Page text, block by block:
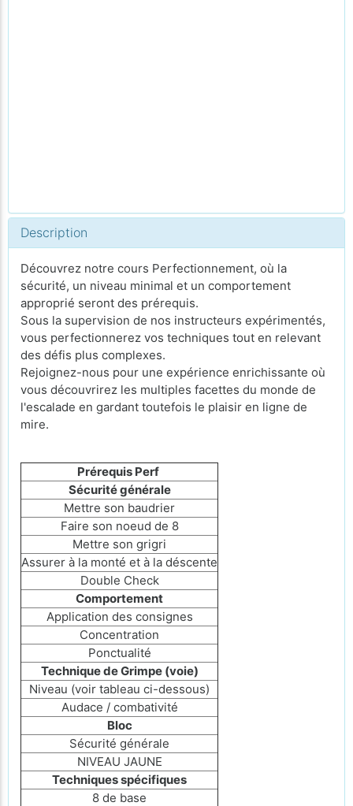
Description
Découvrez notre cours Perfectionnement, où la
sécurité, un niveau minimal et un comportement
approprié seront des prérequis.
Sous la supervision de nos instructeurs expérimentés,
vous perfectionnerez vos techniques tout en relevant
des défis plus complexes.
Rejoignez-nous pour une expérience enrichissante où
vous découvrirez les multiples facettes du monde de
l'escalade en gardant toutefois le plaisir en ligne de
mire.
Prérequis Perf
Sécurité générale
Mettre son baudrier
Faire son noeud de 8
Mettre son grigri
Assurer à la monté et à la déscente
Double Check
Comportement
Application des consignes
Concentration
Ponctualité
Technique de Grimpe (voie)
Niveau (voir tableau ci-dessous)
Audace / combativité
Bloc
Sécurité générale
NIVEAU JAUNE
Techniques spécifiques
8 de base